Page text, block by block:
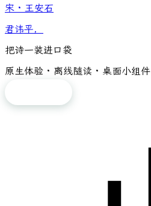
宋 · 王安石
君讳平，
把诗一装进口袋
原生体验 · 离线随读 · 桌面小组件